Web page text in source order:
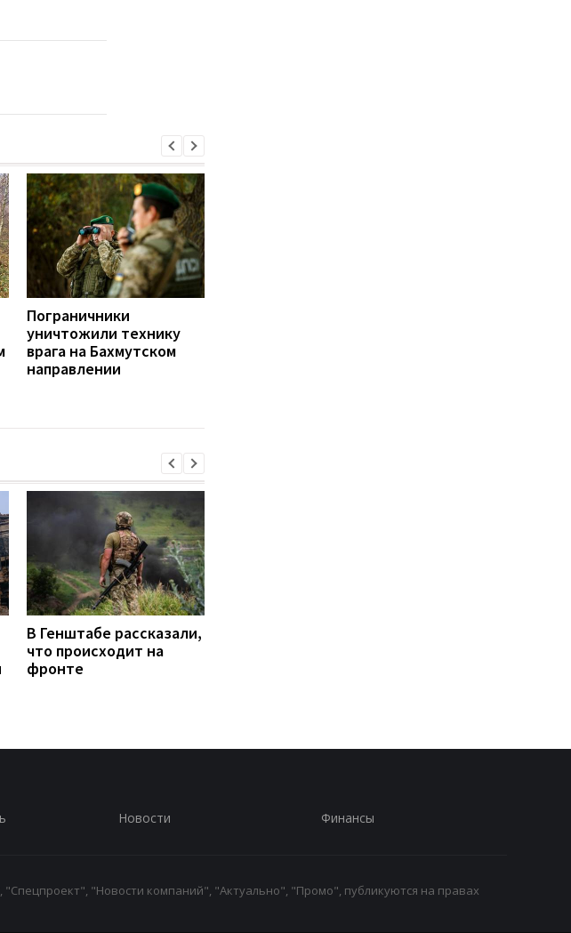
Пограничники
уничтожили технику
врага на Бахмутском
направлении
В Генштабе рассказали,
что происходит на
фронте
Новости Финансы
"Новости компаний", "Актуально", "Промо", публикуются на правах